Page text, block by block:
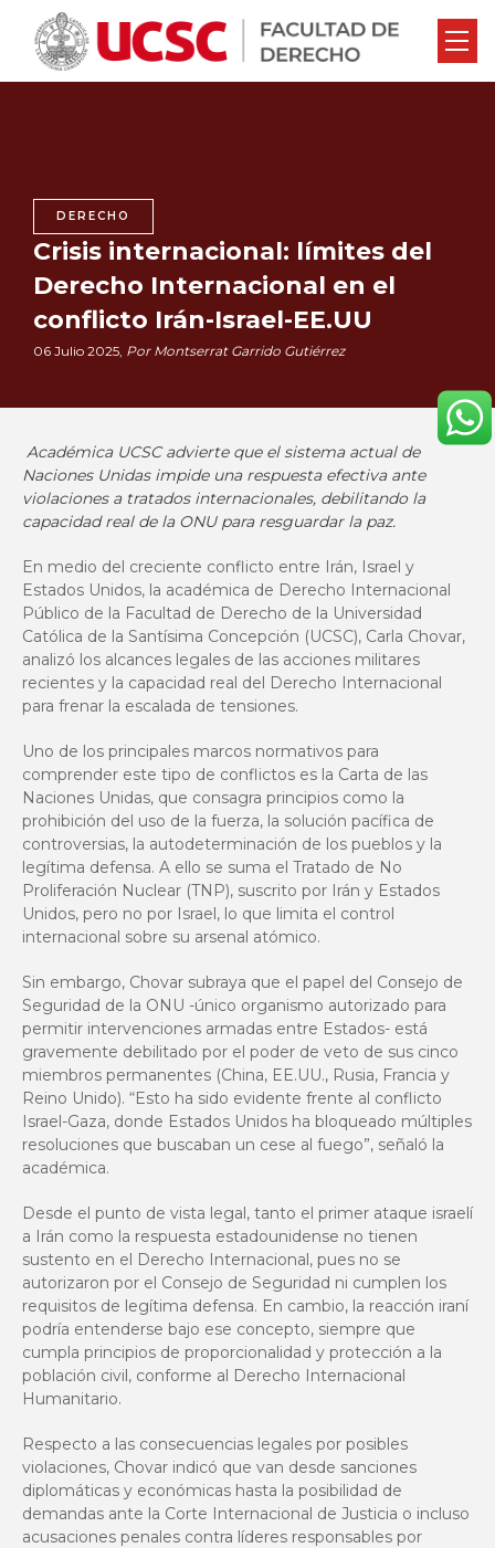
DERECHO
Crisis internacional: límites del
Derecho Internacional en el
conflicto Irán-Israel-EE.UU
06 Julio 2025, Por Montserrat Garrido Gutiérrez
Académica UCSC advierte que el sistema actual de
Naciones Unidas impide una respuesta efectiva ante
violaciones a tratados internacionales, debilitando la
capacidad real de la ONU para resguardar la paz.
En medio del creciente conflicto entre Irán, Israel y
Estados Unidos, la académica de Derecho Internacional
Público de la Facultad de Derecho de la Universidad
Católica de la Santísima Concepción (UCSC), Carla Chovar,
analizó los alcances legales de las acciones militares
recientes y la capacidad real del Derecho Internacional
para frenar la escalada de tensiones.
Uno de los principales marcos normativos para
comprender este tipo de conflictos es la Carta de las
Naciones Unidas, que consagra principios como la
prohibición del uso de la fuerza, la solución pacífica de
controversias, la autodeterminación de los pueblos y la
legítima defensa. A ello se suma el Tratado de No
Proliferación Nuclear (TNP), suscrito por Irán y Estados
Unidos, pero no por Israel, lo que limita el control
internacional sobre su arsenal atómico.
Sin embargo, Chovar subraya que el papel del Consejo de
Seguridad de la ONU -único organismo autorizado para
permitir intervenciones armadas entre Estados- está
gravemente debilitado por el poder de veto de sus cinco
miembros permanentes (China, EE.UU., Rusia, Francia y
Reino Unido). “Esto ha sido evidente frente al conflicto
Israel-Gaza, donde Estados Unidos ha bloqueado múltiples
resoluciones que buscaban un cese al fuego”, señaló la
académica.
Desde el punto de vista legal, tanto el primer ataque israelí
a Irán como la respuesta estadounidense no tienen
sustento en el Derecho Internacional, pues no se
autorizaron por el Consejo de Seguridad ni cumplen los
requisitos de legítima defensa. En cambio, la reacción iraní
podría entenderse bajo ese concepto, siempre que
cumpla principios de proporcionalidad y protección a la
población civil, conforme al Derecho Internacional
Humanitario.
Respecto a las consecuencias legales por posibles
violaciones, Chovar indicó que van desde sanciones
diplomáticas y económicas hasta la posibilidad de
demandas ante la Corte Internacional de Justicia o incluso
acusaciones penales contra líderes responsables por